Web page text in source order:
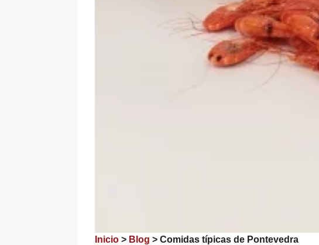
Inicio > Blog > Comidas típicas de Pontevedra